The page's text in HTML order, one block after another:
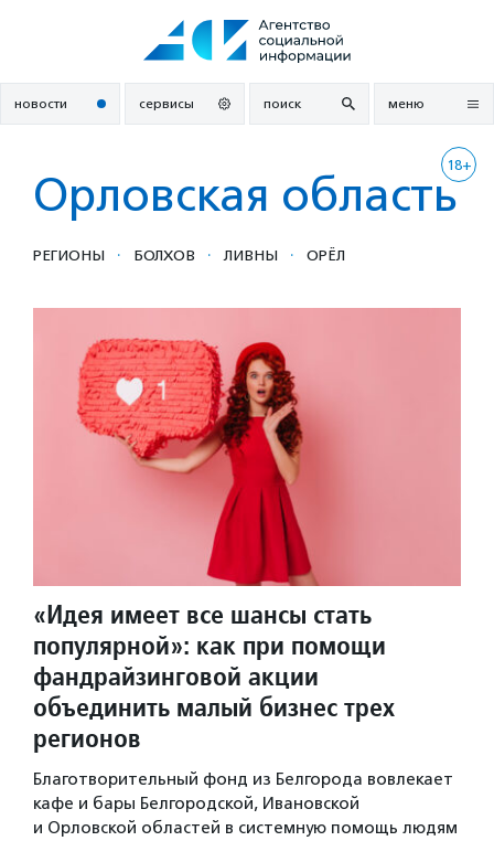
новости сервисы поиск меню
18+
Орловская область
РЕГИОНЫ · БОЛХОВ · ЛИВНЫ · ОРЁЛ
«Идея имеет все шансы стать
популярной»: как при помощи
фандрайзинговой акции
объединить малый бизнес трех
регионов
Благотворительный фонд из Белгорода вовлекает
кафе и бары Белгородской, Ивановской
и Орловской областей в системную помощь людям